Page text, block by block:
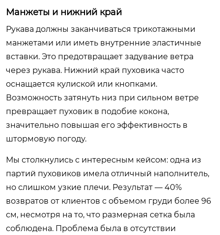
Манжеты и нижний край
Рукава должны заканчиваться трикотажными
манжетами или иметь внутренние эластичные
вставки. Это предотвращает задувание ветра
через рукава. Нижний край пуховика часто
оснащается кулиской или кнопками.
Возможность затянуть низ при сильном ветре
превращает пуховик в подобие кокона,
значительно повышая его эффективность в
штормовую погоду.
Мы столкнулись с интересным кейсом: одна из
партий пуховиков имела отличный наполнитель,
но слишком узкие плечи. Результат — 40%
возвратов от клиентов с объемом груди более 96
см, несмотря на то, что размерная сетка была
соблюдена. Проблема была в отсутствии